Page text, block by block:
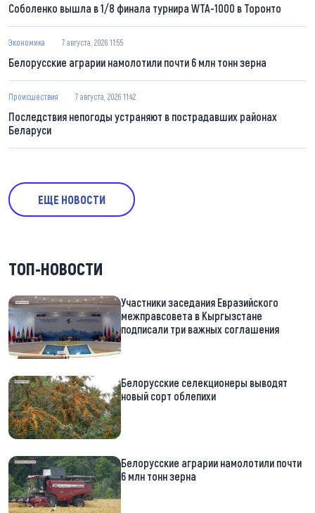
Соболенко вышла в 1/8 финала турнира WTA-1000 в Торонто
Экономика 7 августа, 2026 11:55
Белорусские аграрии намолотили почти 6 млн тонн зерна
Происшествия 7 августа, 2026 11:42
Последствия непогоды устраняют в пострадавших районах
Беларуси
ЕЩЕ НОВОСТИ
ТОП-НОВОСТИ
Участники заседания Евразийского
межправсовета в Кыргызстане
подписали три важных соглашения
Белорусские селекционеры выводят
новый сорт облепихи
Белорусские аграрии намолотили почти
6 млн тонн зерна